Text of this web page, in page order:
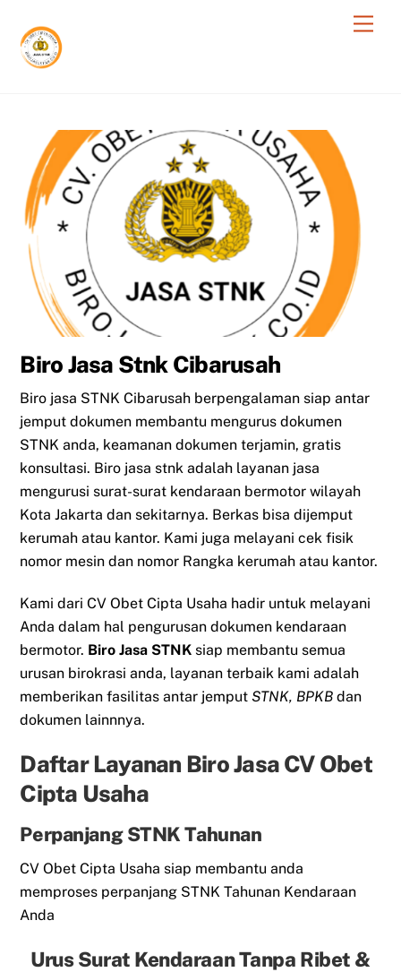
content
Biro Jasa Stnk Cibarusah
Biro jasa STNK Cibarusah berpengalaman siap antar
jemput dokumen membantu mengurus dokumen
STNK anda, keamanan dokumen terjamin, gratis
konsultasi. Biro jasa stnk adalah layanan jasa
mengurusi surat-surat kendaraan bermotor wilayah
Kota Jakarta dan sekitarnya. Berkas bisa dijemput
kerumah atau kantor. Kami juga melayani cek fisik
nomor mesin dan nomor Rangka kerumah atau kantor.
Kami dari CV Obet Cipta Usaha hadir untuk melayani
Anda dalam hal pengurusan dokumen kendaraan
bermotor. Biro Jasa STNK siap membantu semua
urusan birokrasi anda, layanan terbaik kami adalah
memberikan fasilitas antar jemputSTNK, BPKB dan
dokumen lainnnya.
Daftar Layanan Biro Jasa CV Obet
Cipta Usaha
Perpanjang STNK Tahunan
CV Obet Cipta Usaha siap membantu anda
memproses perpanjang STNK Tahunan Kendaraan
Anda
Urus Surat Kendaraan Tanpa Ribet &